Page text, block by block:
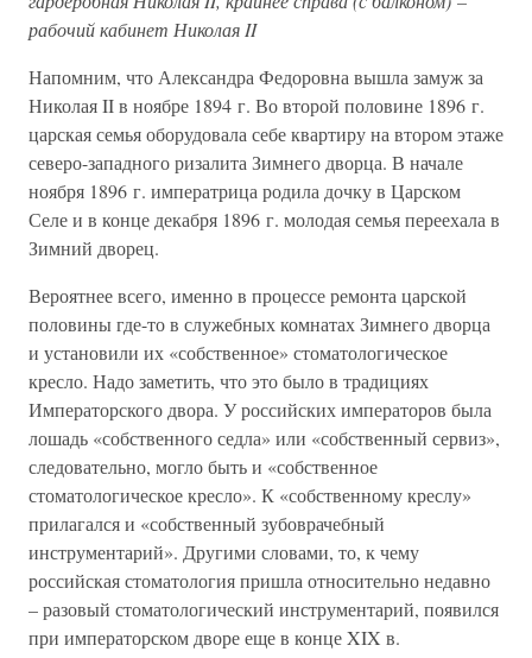
рабочий кабинет Николая II
Напомним, что Александра Федоровна вышла замуж за
Николая II в ноябре 1894 г. Во второй половине 1896 г.
царская семья оборудовала себе квартиру на втором этаже
северо-западного ризалита Зимнего дворца. В начале
ноября 1896 г. императрица родила дочку в Царском
Селе и в конце декабря 1896 г. молодая семья переехала в
Зимний дворец.
Вероятнее всего, именно в процессе ремонта царской
половины где-то в служебных комнатах Зимнего дворца
и установили их «собственное» стоматологическое
кресло. Надо заметить, что это было в традициях
Императорского двора. У российских императоров была
лошадь «собственного седла» или «собственный сервиз»,
следовательно, могло быть и «собственное
стоматологическое кресло». К «собственному креслу»
прилагался и «собственный зубоврачебный
инструментарий». Другими словами, то, к чему
российская стоматология пришла относительно недавно
– разовый стоматологический инструментарий, появился
при императорском дворе еще в конце XIX в.